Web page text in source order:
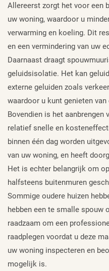
Allereerst zorgt het voor een
uw woning, waardoor u
verwarming en koeling. Dit
en een vermindering van uw
Daarnaast draagt
geluidsisolatie. Het kan
externe geluiden zoals
waardoor u kunt genieten
Bovendien is het
relatief snelle en
binnen één dag worden
van uw woning, en heeft
Het is echter belangrijk om
halfsteens buitenmuren
Sommige oudere huizen
hebben een te smalle spouw
raadzaam om een
raadplegen voordat u deze
uw woning inspecteren en
mogelijk is.